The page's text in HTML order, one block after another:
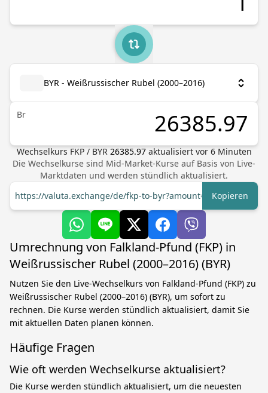
BYR - Weißrussischer Rubel (2000–2016)
Br
Wechselkurs FKP/ BYR 26385.97 aktualisiert vor 6Minuten
Die Wechselkurse sind Mid-Market-Kurse auf Basis von Live-
Marktdaten und werden stündlich aktualisiert.
https://valuta.exchange/de/fkp-to-byr?amount=1
Kopieren
Umrechnung von Falkland-Pfund (FKP) in
Weißrussischer Rubel (2000–2016) (BYR)
Nutzen Sie den Live-Wechselkurs von Falkland-Pfund (FKP) zu
Weißrussischer Rubel (2000–2016) (BYR), um sofort zu
rechnen. Die Kurse werden stündlich aktualisiert, damit Sie
mit aktuellen Daten planen können.
Häufige Fragen
Wie oft werden Wechselkurse aktualisiert?
Die Kurse werden stündlich aktualisiert, um die neuesten